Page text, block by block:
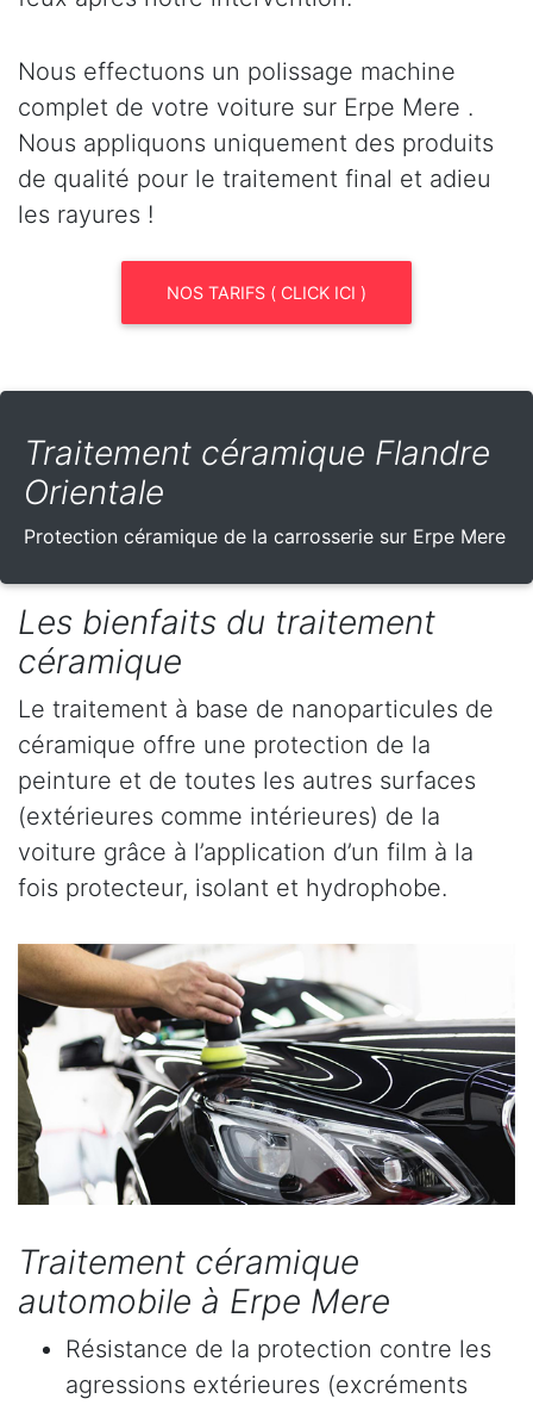
Nous effectuons un polissage machine
complet de votre voiture sur Erpe Mere .
Nous appliquons uniquement des produits
de qualité pour le traitement final et adieu
les rayures !
NOS TARIFS ( CLICK ICI )
Traitement céramique Flandre
Orientale
Protection céramique de la carrosserie sur Erpe Mere
Les bienfaits du traitement
céramique
Le traitement à base de nanoparticules de
céramique offre une protection de la
peinture et de toutes les autres surfaces
(extérieures comme intérieures) de la
voiture grâce à l’application d’un film à la
fois protecteur, isolant et hydrophobe.
Traitement céramique
automobile à Erpe Mere
Résistance de la protection contre les
agressions extérieures (excréments